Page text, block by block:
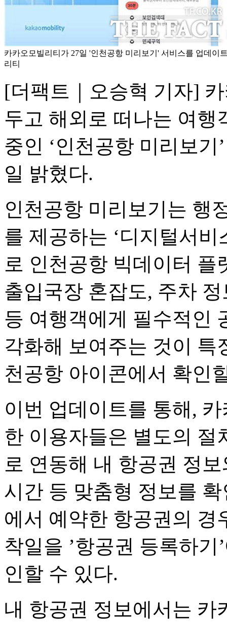
카카오모빌리티가 27일 '인천공항 미리보기' 서비스를 업데이
리티
[더팩트｜오승혁 기자]
두고 해외로 떠나는 여행
중인 ‘인천공항 미리보
일 밝혔다.
인천공항 미리보기는 행
를 제공하는 ‘디지털서
로 인천공항 빅데이터 플
출입국장 혼잡도, 주차
등 여행객에게 필수적인
각화해 보여주는 것이 특
천공항 아이콘에서 확인
이번 업데이트를 통해,
한 이용자들은 별도의 절
로 연동해 내 항공권 정
시간 등 맞춤형 정보를
에서 예약한 항공권의 경
착일을 ’항공권 등록하
인할 수 있다.
내 항공권 정보에서는 카